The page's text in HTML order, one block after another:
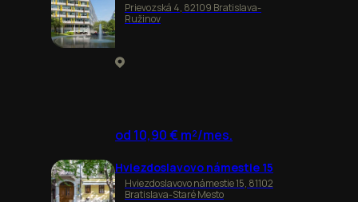
Prievozská 4, 82109 Bratislava-
Ružinov
od 10,90 € m²/mes.
Hviezdoslavovo námestie 15
Hviezdoslavovo námestie 15, 81102
Bratislava-Staré Mesto